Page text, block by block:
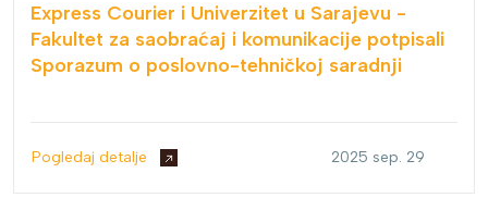
Express Courier i Univerzitet u Sarajevu -
Fakultet za saobraćaj i komunikacije potpisali
Sporazum o poslovno-tehničkoj saradnji
Pogledaj detalje 2025 sep. 29